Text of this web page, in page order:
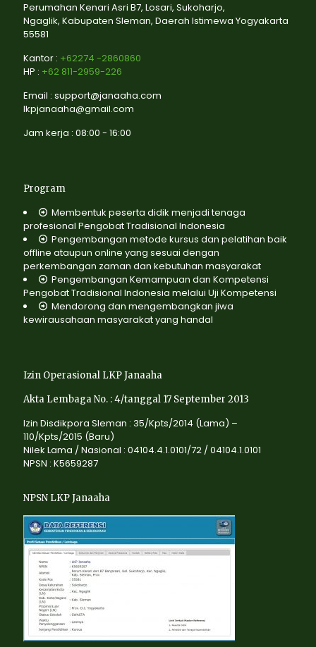
Perumahan Kenari Asri B7, Losari, Sukoharjo,
Ngaglik, Kabupaten Sleman, Daerah Istimewa Yogyakarta
55581
Kantor : +62274 -2860860
HP : +62 811-2959-226
Email : support@janaaha.com
lkpjanaaha@gmail.com
Jam kerja : 08:00 - 16:00
Program
Membentuk peserta didik menjadi tenaga
profesional Pengobat Tradisional Indonesia
Pengembangan metode kursus dan pelatihan baik
offline ataupun online yang sesuai dengan
perkembangan zaman dan kebutuhan masyarakat
Pengembangan Kemampuan dan Kompetensi
Pengobat Tradisional Indonesia melalui Uji Kompetensi
Mendorong dan mengembangkan jiwa
kewirausahaan masyarakat yang handal
Izin Operasional LKP Janaaha
Akta Lembaga No. : 4/tanggal 17 September 2013
Izin Disdikpora Sleman : 35/Kpts/2014 (Lama) –
110/Kpts/2015 (Baru)
Nilek Lama / Nasional : 04104.4.1.0101/72 / 04104.1.0101
NPSN : K5659287
NPSN LKP Janaaha